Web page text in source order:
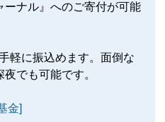
ーナル』へのご寄付が可能
軽に振込めます。面倒な
でも可能です。
金]